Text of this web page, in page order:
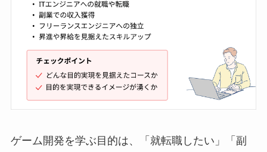
ゲーム開発を学ぶ目的は、「就転職したい」「副